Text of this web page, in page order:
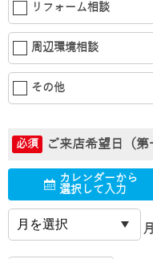
リフォーム相談
周辺環境相談
その他
必須 ご来店希望日（第
カレンダーから
選択して入力
月